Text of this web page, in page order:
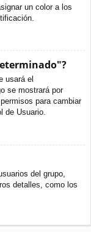
un color a los
usará el
se mostrará por
para cambiar
de Usuario.
del grupo,
detalles, como los